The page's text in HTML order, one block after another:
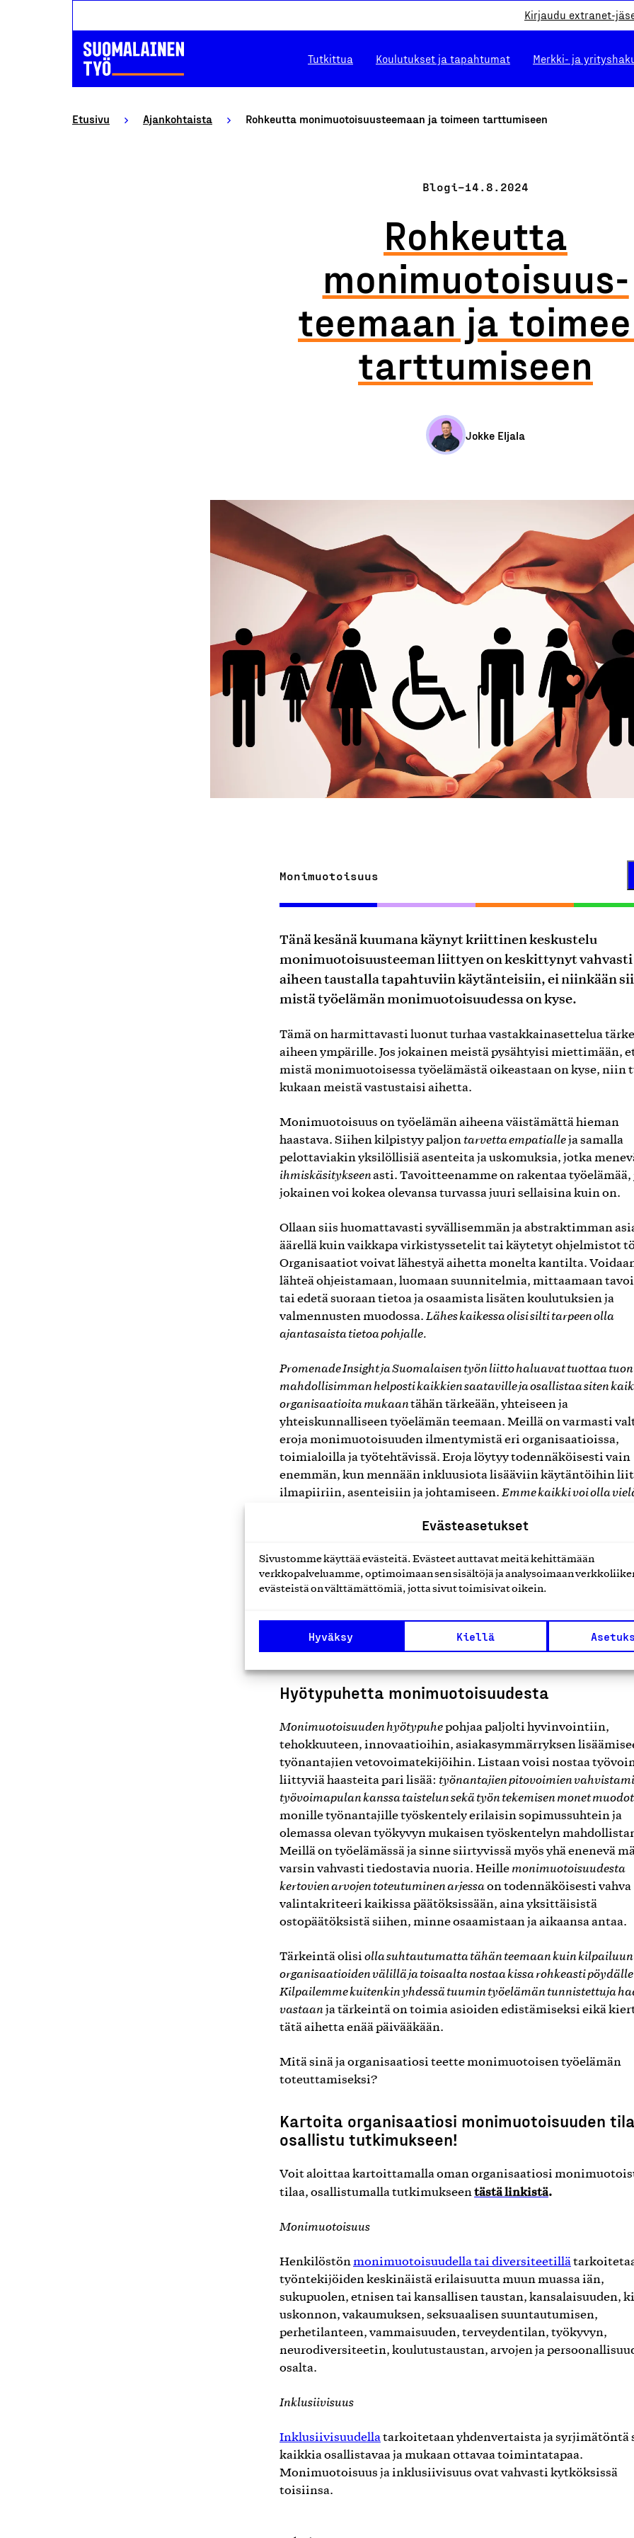
Evästeasetukset
Sivustomme käyttää evästeitä. Evästeet auttavat meitä kehittämään
verkkopalveluamme, optimoimaan sen sisältöjä ja analysoimaan
evästeistä on välttämättömiä, jotta sivut toimisivat oikein.
Hyväksy Kiellä
Kirjaudu extranet-
Tutkittua Koulutukset ja tapahtumat Merkki- ja
Etusivu Ajankohtaista Rohkeutta monimuotoisuus­teemaan ja toimeen tarttumiseen
Blogi–14.8.2024
Rohkeutta
monimuotoisuus­
teemaan ja
tarttumiseen
Jokke Eljala
Monimuotoisuus
Tänä kesänä kuumana käynyt kriittinen keskustelu
monimuotoisuusteeman liittyen on keskittynyt vahvasti
aiheen taustalla tapahtuviin käytänteisiin, ei niinkään
mistä työelämän monimuotoisuudessa on kyse.
Tämä on harmittavasti luonut turhaa vastakkainasettelua
aiheen ympärille. Jos jokainen meistä pysähtyisi miettimään,
mistä monimuotoisessa työelämästä oikeastaan on kyse, niin
kukaan meistä vastustaisi aihetta.
Monimuotoisuus on työelämän aiheena väistämättä hieman
haastava. Siihen kilpistyy paljon tarvetta empatialleja samalla
pelottaviakin yksilöllisiä asenteita ja uskomuksia, jotka
ihmiskäsitykseenasti. Tavoitteenamme on rakentaa työelämää,
jokainen voi kokea olevansa turvassa juuri sellaisina kuin on.
Ollaan siis huomattavasti syvällisemmän ja abstraktimman
äärellä kuin vaikkapa virkistyssetelit tai käytetyt ohjelmistot
Organisaatiot voivat lähestyä aihetta monelta kantilta.
lähteä ohjeistamaan, luomaan suunnitelmia, mittaamaan
tai edetä suoraan tietoa ja osaamista lisäten koulutuksien ja
valmennusten muodossa. Lähes kaikessa olisi silti tarpeen olla
ajantasaista tietoa pohjalle.
Promenade Insight ja Suomalaisen työn liitto haluavat tuottaa
mahdollisimman helposti kaikkien saataville ja osallistaa siten
organisaatioita mukaantähän tärkeään, yhteiseen ja
yhteiskunnalliseen työelämän teemaan. Meillä on varmasti
eroja monimuotoisuuden ilmentymistä eri organisaatioissa,
toimialoilla ja työtehtävissä. Eroja löytyy todennäköisesti vain
enemmän, kun mennään inkluusiota lisääviin käytäntöihin
ilmapiiriin, asenteisiin ja johtamiseen. Emme kaikki voi olla
organisaatioita teema on yhtä aikaa jo lähes itsestäänselvyys
Muutos vaatii aikaa ja erilaisuuden ymmärtäminen voi olla
tarjoaa jokaiselle työelämän, jossa haluamme olla mukana ihan
itsenämme.
Hyötypuhetta monimuotoisuudesta
Monimuotoisuuden hyötypuhepohjaa paljolti hyvinvointiin,
tehokkuuteen, innovaatioihin, asiakasymmärryksen
työnantajien vetovoimatekijöihin. Listaan voisi nostaa
liittyviä haasteita pari lisää: työnantajien pitovoimien
työvoimapulan kanssa taistelun sekä työn tekemisen monet muodot
monille työnantajille työskentely erilaisin sopimussuhtein ja
olemassa olevan työkyvyn mukaisen työskentelyn
Meillä on työelämässä ja sinne siirtyvissä myös yhä enenevä
varsin vahvasti tiedostavia nuoria. Heille monimuotoisuudesta
kertovien arvojen toteutuminen arjessaon todennäköisesti vahva
valintakriteeri kaikissa päätöksissään, aina yksittäisistä
ostopäätöksistä siihen, minne osaamistaan ja aikaansa antaa.
Tärkeintä olisi olla suhtautumatta tähän teemaan kuin kilpailuun
organisaatioiden välillä ja toisaalta nostaa kissa rohkeasti
Kilpailemme kuitenkin yhdessä tuumin työelämän tunnistettuja
vastaanja tärkeintä on toimia asioiden edistämiseksi eikä
tätä aihetta enää päivääkään.
Mitä sinä ja organisaatiosi teette monimuotoisen työelämän
toteuttamiseksi?
Kartoita organisaatiosi monimuotoisuuden
osallistu tutkimukseen!
Voit aloittaa kartoittamalla oman organisaatiosi
tilaa, osallistumalla tutkimukseentästä linkistä.
Monimuotoisuus
Henkilöstönmonimuotoisuudella tai diversiteetillä
työntekijöiden keskinäistä erilaisuutta muun muassa iän,
sukupuolen, etnisen tai kansallisen taustan, kansalaisuuden,
uskonnon, vakaumuksen, seksuaalisen suuntautumisen,
perhetilanteen, vammaisuuden, terveydentilan, työkyvyn,
neurodiversiteetin, koulutustaustan, arvojen ja
osalta.
Inklusiivisuus
Inklusiivisuudellatarkoitetaan yhdenvertaista ja syrjimätöntä
kaikkia osallistavaa ja mukaan ottavaa toimintatapaa.
Monimuotoisuus ja inklusiivisuus ovat vahvasti kytköksissä
toisiinsa.